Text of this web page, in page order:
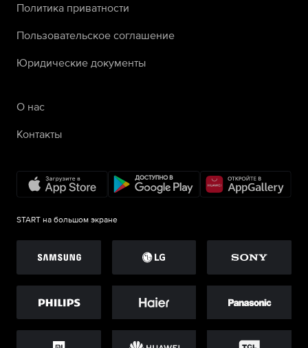
Политика приватности
Пользовательское соглашение
Юридические документы
О нас
Контакты
START на большом экране